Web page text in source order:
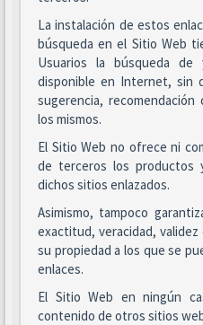
La instalación de estos
búsqueda en el Sitio Web
Usuarios la búsqueda
disponible en Internet, sin
sugerencia,
los mismos.
El Sitio Web no ofrece ni
de terceros los productos
dichos sitios enlazados.
Asimismo, tampoco
exactitud, veracidad,
su propiedad a los que se
enlaces.
El Sitio Web en ningún
contenido de otros sitios